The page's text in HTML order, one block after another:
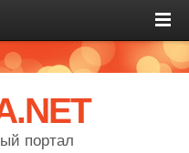
портал